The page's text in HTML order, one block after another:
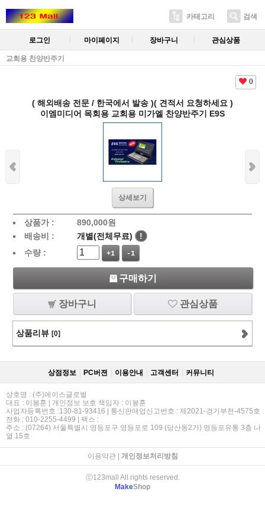
카테고리 검색
로그인 마이페이지 장바구니 관심상품
교회용 찬양반주기
0
( 해외배송 전문 / 한국에서 발송 )( 견적서 요청하세요 )
이엠미디어 목회용 교회용 미가엘 찬양반주기 E9S
상세보기
상품가 : 890,000원
배송비 :
개별(전체무료)
!
수량 :
+1 -1
구매하기
장바구니 관심상품
상품리뷰 [0]
상점정보 PC버젼 이용안내 고객센터 커뮤니티
상호명 : (주)에이스글로벌
대표 : 이봉훈 | 개인정보 보호 책임자 : 이봉훈
사업자등록번호 :130-81-93416 | 통신판매업신고번호 : 제2021-경기부천-4575호
전화 : 010-2255-4499 | 팩스 :
주소 : (07264) 서울특별시 영등포구 영등포로 109 (당산동2가) 영등포유통 3층 나
열 15호
이용약관| 개인정보처리방침
ⓒ123mall All rights reserved.
MakeShop